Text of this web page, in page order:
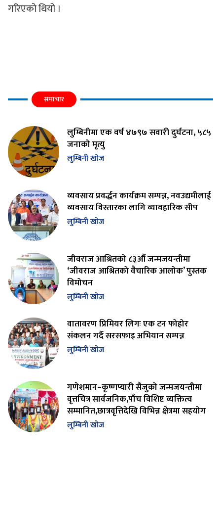
गरिएको थियो ।
समाचार
लुम्बिनीमा एक वर्ष ४७९७ सवारी दुर्घटना, ५८५
जनाको मृत्यु
लुम्बिनी खोज
व्यवसाय प्रवर्द्धन कार्यक्रम सम्पन्न, नवउद्यमीलाई
व्यवसाय विस्तारका लागि व्यावहारिक सीप
लुम्बिनी खोज
जीवराज आश्रितको ८३औँ जन्मजयन्तीमा
‘जीवराज आश्रितको वैचारिक आलोक’ पुस्तक
विमोचन
लुम्बिनी खोज
वातावरण प्रिमियर लिगः एक टन फोहोर
संकलन गर्दै सरसफाइ अभियान सम्पन्न
लुम्बिनी खोज
गणेशमान–कृष्णप्यारी सैजुको जन्मजयन्तीमा
वृत्तचित्र सार्वजनिक,पाँच विशिष्ट व्यक्तित्व
सम्मानित,छात्रवृत्तिदेखि विभिन्न क्षेत्रमा सहयोग
लुम्बिनी खोज